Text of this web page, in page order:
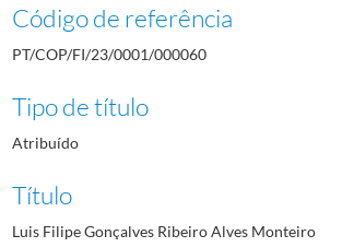
Código de referência
PT/COP/FI/23/0001/000060
Tipo de título
Atribuído
Título
Luis Filipe Gonçalves Ribeiro Alves Monteiro